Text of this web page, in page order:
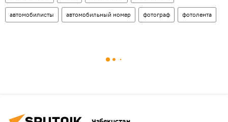
автомобилисты автомобильный номер фотограф фотолента